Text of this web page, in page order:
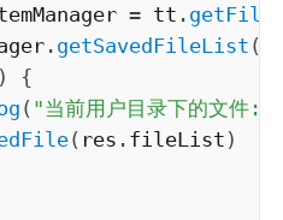
= tt .
. getSavedFileList (
)
{
( "当前用户目录下的文件:"
( res . fileList )